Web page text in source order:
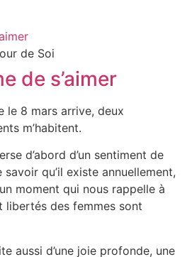
de Soi
de s’aimer
le 8 mars arrive, deux
m’habitent.
d’abord d’un sentiment de
qu’il existe annuellement,
moment qui nous rappelle à
des femmes sont
aussi d’une joie profonde, une